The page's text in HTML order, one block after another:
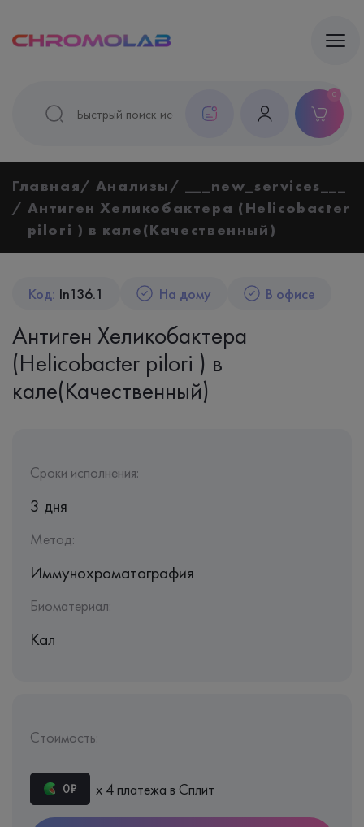
0
Главная Анализы
___new_services___
Антиген Хеликобактера (Helicobacter
pilori ) в кале(Качественный)
Код: In136.1 На дому В офисе
Антиген Хеликобактера
(Helicobacter pilori ) в
кале(Качественный)
Сроки исполнения:
3 дня
Метод:
Иммунохроматография
Биоматериал:
Кал
Стоимость:
0₽ х 4 платежа в Сплит